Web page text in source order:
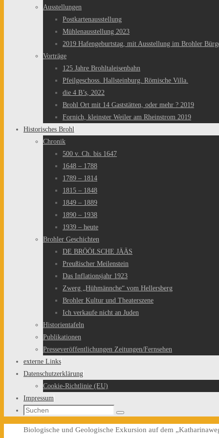
Ausstellungen
Postkartenausstellung
Mühlenausstellung 2023
2019 Hafengeburtstag, mit Ausstellung im Brohler
Vorträge
125 Jahre Brohltaleisenbahn
Pfeilgeschoss. Hallsteinburg. Römische Villa.
die 4 B’s, 2022
Brohl Ort mit 14 Gaststätten, oder mehr ? 2019
Fornich, kleinster Weiler am Rheinstrom 2019
Historisches Brohl
Chronik
500 v. Ch. bis 1647
1648 – 1788
1789 – 1814
1815 – 1848
1849 – 1889
1890 – 1938
1939 – heute
Brohler Geschichten
DE BRÖÖLSCHE JÄÄS
Preußischer Meilenstein
Das Inflationsjahr 1923
Zwerg „Hühmännche“ vom Hellersberg
Brohler Kultur und Theaterszene
Ich verkaufe nicht an Juden
Historientafeln
Publikationen
Presseveröffentlichungen Zeitungen/Fernsehen
externe Links
Datenschutzerklärung
Cookie-Richtlinie (EU)
Impressum
Suchen
Suchen
Start
Biologische und Geologische Exkursion auf dem